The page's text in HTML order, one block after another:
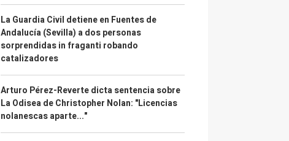
La Guardia Civil detiene en Fuentes de
Andalucía (Sevilla) a dos personas
sorprendidas in fraganti robando
catalizadores
Arturo Pérez-Reverte dicta sentencia sobre
La Odisea de Christopher Nolan: "Licencias
nolanescas aparte..."